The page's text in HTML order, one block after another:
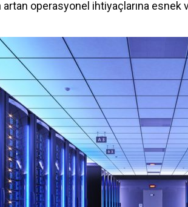
artan operasyonel ihtiyaçlarına